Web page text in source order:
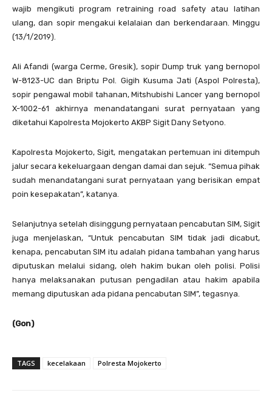
wajib mengikuti program retraining road safety atau latihan
ulang, dan sopir mengakui kelalaian dan berkendaraan. Minggu
(13/1/2019).
Ali Afandi (warga Cerme, Gresik), sopir Dump truk yang bernopol
W-8123-UC dan Briptu Pol. Gigih Kusuma Jati (Aspol Polresta),
sopir pengawal mobil tahanan, Mitshubishi Lancer yang bernopol
X-1002-61 akhirnya menandatangani surat pernyataan yang
diketahui Kapolresta Mojokerto AKBP Sigit Dany Setyono.
Kapolresta Mojokerto, Sigit, mengatakan pertemuan ini ditempuh
jalur secara kekeluargaan dengan damai dan sejuk. “Semua pihak
sudah menandatangani surat pernyataan yang berisikan empat
poin kesepakatan”, katanya.
Selanjutnya setelah disinggung pernyataan pencabutan SIM, Sigit
juga menjelaskan, “Untuk pencabutan SIM tidak jadi dicabut,
kenapa, pencabutan SIM itu adalah pidana tambahan yang harus
diputuskan melalui sidang, oleh hakim bukan oleh polisi. Polisi
hanya melaksanakan putusan pengadilan atau hakim apabila
memang diputuskan ada pidana pencabutan SIM”, tegasnya.
(Gon)
TAGS kecelakaan Polresta Mojokerto